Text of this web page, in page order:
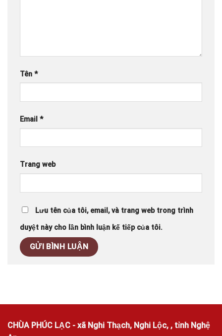
Tên *
Email *
Trang web
Lưu tên của tôi, email, và trang web trong trình
duyệt này cho lần bình luận kế tiếp của tôi.
CHÙA PHÚC LẠC - xã Nghi Thạch, Nghi Lộc, , tỉnh Nghệ